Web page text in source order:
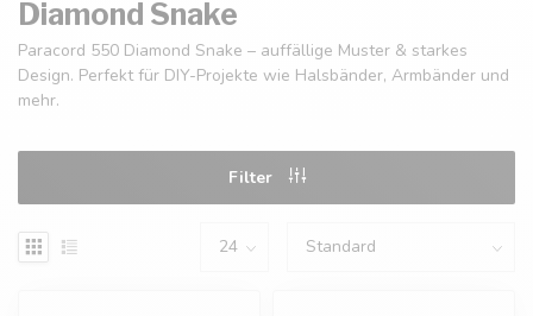
Diamond Snake
Paracord 550 Diamond Snake – auffällige Muster & starkes
Design. Perfekt für DIY-Projekte wie Halsbänder, Armbänder und
mehr.
Filter